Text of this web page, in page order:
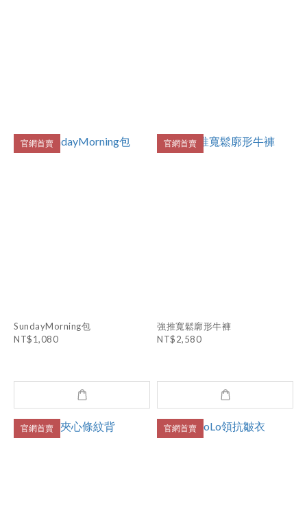
官網首賣
SundayMorning包
NT$1,080
官網首賣
強推寬鬆廓形牛褲
NT$2,580
官網首賣 官網首賣